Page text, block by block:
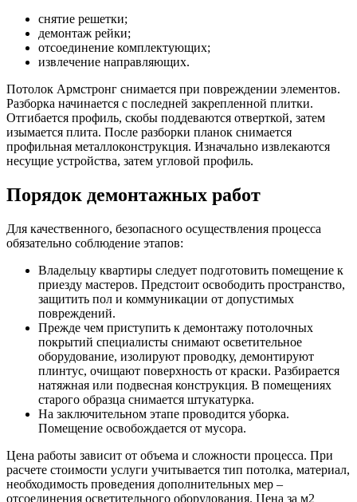
снятие решетки;
демонтаж рейки;
отсоединение комплектующих;
извлечение направляющих.
Потолок Армстронг снимается при повреждении элементов.
Разборка начинается с последней закрепленной плитки.
Отгибается профиль, скобы поддеваются отверткой, затем
изымается плита. После разборки планок снимается
профильная металлоконструкция. Изначально извлекаются
несущие устройства, затем угловой профиль.
Порядок демонтажных работ
Для качественного, безопасного осуществления процесса
обязательно соблюдение этапов:
Владельцу квартиры следует подготовить помещение к
приезду мастеров. Предстоит освободить пространство,
защитить пол и коммуникации от допустимых
повреждений.
Прежде чем приступить к демонтажу потолочных
покрытий специалисты снимают осветительное
оборудование, изолируют проводку, демонтируют
плинтус, очищают поверхность от краски. Разбирается
натяжная или подвесная конструкция. В помещениях
старого образца снимается штукатурка.
На заключительном этапе проводится уборка.
Помещение освобождается от мусора.
Цена работы зависит от объема и сложности процесса. При
расчете стоимости услуги учитывается тип потолка, материал,
необходимость проведения дополнительных мер –
отсоединения осветительного оборудования. Цена за м2